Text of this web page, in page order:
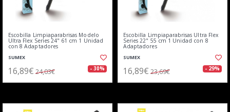
Escobilla Limpiaparabrisas Modelo
Ultra Flex Series 24" 61 cm 1 Unidad
con 8 Adaptadores
SUMEX
16,89€ 24,03€ - 30%
Escobilla Limpiaparabrisas Ultra Flex
Series 22" 55 cm 1 Unidad con 8
Adaptadores
SUMEX
16,89€ 23,69€ - 29%